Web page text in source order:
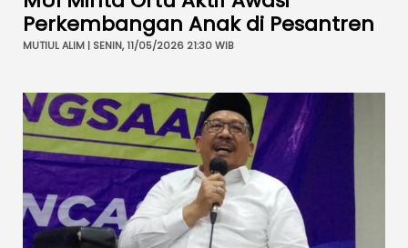
Perkembangan Anak di Pesantren
MUTIUL ALIM | SENIN, 11/05/2026 21:30 WIB